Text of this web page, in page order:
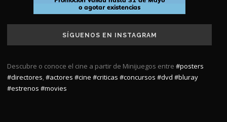
SÍGUENOS EN INSTAGRAM
Descubre o conoce el cine a partir de Minijuegos entre #posters
#directores,#actores #cine #criticas #concursos #dvd #bluray
#estrenos #movies